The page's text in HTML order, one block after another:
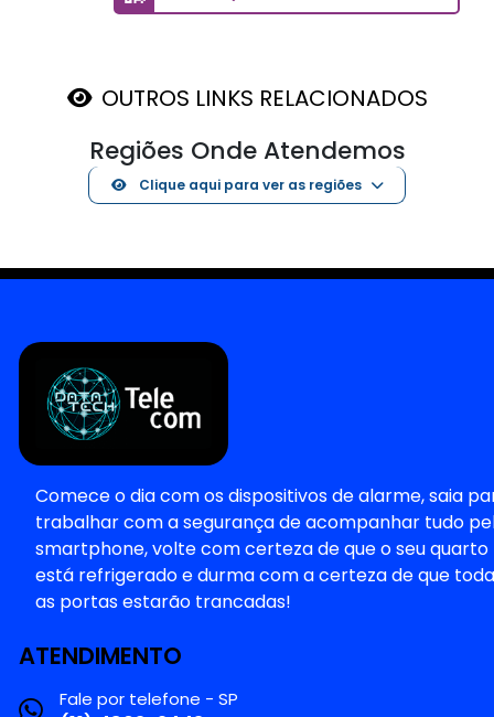
OUTROS LINKS RELACIONADOS
Regiões Onde Atendemos
Clique aqui para ver as regiões
Comece o dia com os dispositivos de alarme, saia
trabalhar com a segurança de acompanhar tudo
smartphone, volte com certeza de que o seu quarto
está refrigerado e durma com a certeza de que
as portas estarão trancadas!
ATENDIMENTO
Fale por telefone - SP